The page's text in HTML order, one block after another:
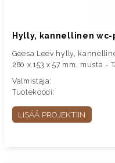
Hylly, kannellinen
Geesa Leev hylly,
280 x 153 x 57 mm, musta -
Valmistaja:
Tuotekoodi:
LISÄÄ PROJEKTIIN